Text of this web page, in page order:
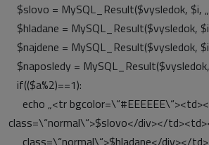
$slovo = MySQL_Result($vysledok, $i,
$hladane = MySQL_Result($vysledok,
$najdene = MySQL_Result($vysledok,
$naposledy =
if(($a%2)==1):
echo „<tr
class=\“normal\“>$slovo</div></
class=\“normal\“>$hladane</div></